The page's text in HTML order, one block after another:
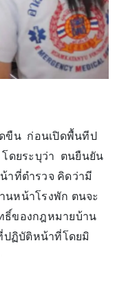
ขืน ก่อนเปิดพื้นทีป
ดยระบุว่า ตนยืนยัน
าที่ตำรวจ คิดว่ามี
นหน้าโรงพัก ตนจะ
ธิ์ของกฎหมายบ้าน
ปฏิบัติหน้าที่โดยมิ